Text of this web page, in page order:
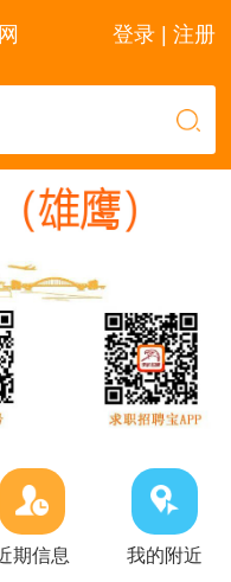
登录 | 注册
期信息 我的附近